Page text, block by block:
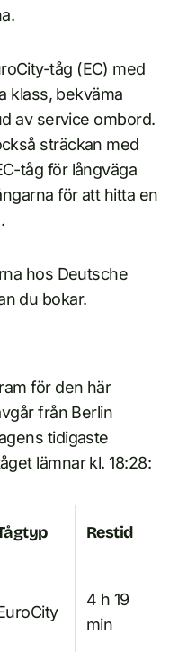
tåg (EC) med
klass, bekväma
av service ombord.
sträckan med
tåg för långväga
för att hitta en
hos Deutsche
du bokar.
för den här
från Berlin
tidigaste
lämnar kl. 18:28:
Restid
4 h 19
min